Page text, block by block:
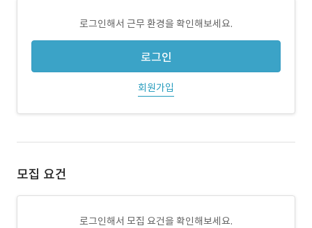
로그인해서 근무 환경을 확인해보세요.
로그인
회원가입
모집 요건
로그인해서 모집 요건을 확인해보세요.